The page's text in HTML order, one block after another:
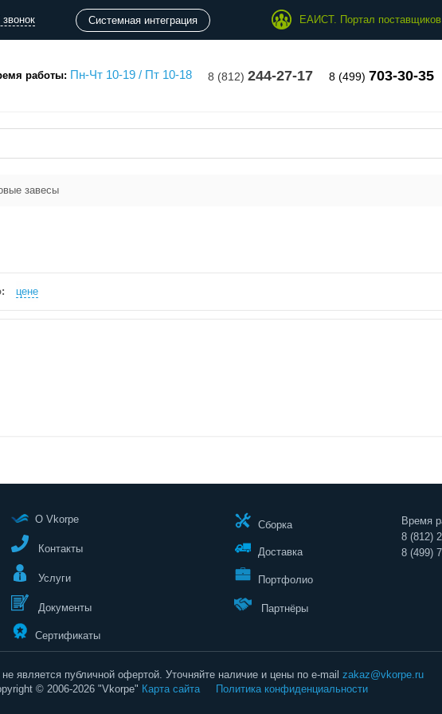
Системная интеграция ЕАИСТ. Портал поставщиков
работы: Пн-Чт 10-19 / Пт 10-18 8 (812) 244-27-17 8 (499) 703-30-35
завесы
цене
О Vkorpe
Контакты
Услуги
Документы
Сертификаты
Сборка
Доставка
Портфолио
Партнёры
Время
8 (812)
8 (499)
является публичной офертой. Уточняйте наличие и цены по e-mail zakaz@vkorpe.ru
© 2006-2026 "Vkorpe" Карта сайта Политика конфиденциальности